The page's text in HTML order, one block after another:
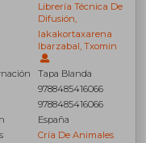
Librería Técnica De
Difusión,
Iakakortaxarena
Ibarzabal, Txomin
Tapa Blanda
9788485416066
9788485416066
España
Cría De Animales